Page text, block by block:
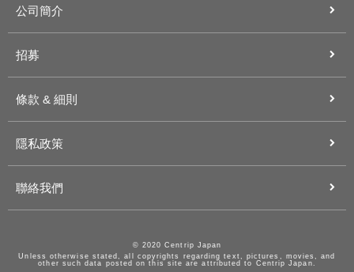
公司簡介
招募
條款 & 細則
隱私政策
聯絡我們
© 2020 Centrip Japan
Unless otherwise stated, all copyrights regarding text, pictures, movies, and
other such data posted on this site are attributed to Centrip Japan.